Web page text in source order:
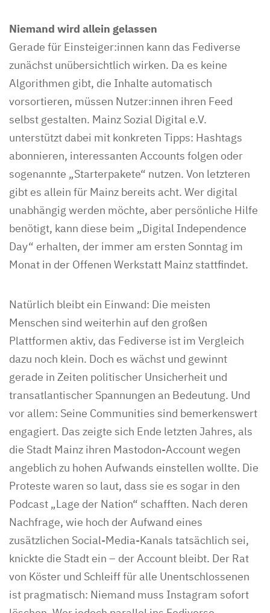
Niemand wird allein gelassen
Gerade für Einsteiger:innen kann das Fediverse
zunächst unübersichtlich wirken. Da es keine
Algorithmen gibt, die Inhalte automatisch
vorsortieren, müssen Nutzer:innen ihren Feed
selbst gestalten. Mainz Sozial Digital e.V.
unterstützt dabei mit konkreten Tipps: Hashtags
abonnieren, interessanten Accounts folgen oder
sogenannte „Starterpakete“ nutzen. Von letzteren
gibt es allein für Mainz bereits acht. Wer digital
unabhängig werden möchte, aber persönliche Hilfe
benötigt, kann diese beim „Digital Independence
Day“ erhalten, der immer am ersten Sonntag im
Monat in der Offenen Werkstatt Mainz stattfindet.
Natürlich bleibt ein Einwand: Die meisten
Menschen sind weiterhin auf den großen
Plattformen aktiv, das Fediverse ist im Vergleich
dazu noch klein. Doch es wächst und gewinnt
gerade in Zeiten politischer Unsicherheit und
transatlantischer Spannungen an Bedeutung. Und
vor allem: Seine Communities sind bemerkenswert
engagiert. Das zeigte sich Ende letzten Jahres, als
die Stadt Mainz ihren Mastodon-Account wegen
angeblich zu hohen Aufwands einstellen wollte. Die
Proteste waren so laut, dass sie es sogar in den
Podcast „Lage der Nation“ schafften. Nach deren
Nachfrage, wie hoch der Aufwand eines
zusätzlichen Social-Media-Kanals tatsächlich sei,
knickte die Stadt ein – der Account bleibt. Der Rat
von Köster und Schleiff für alle Unentschlossenen
ist pragmatisch: Niemand muss Instagram sofort